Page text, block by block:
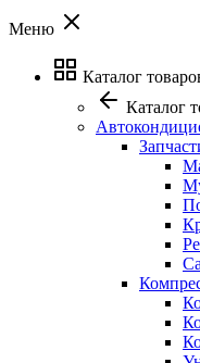
Меню
Каталог
Каталог